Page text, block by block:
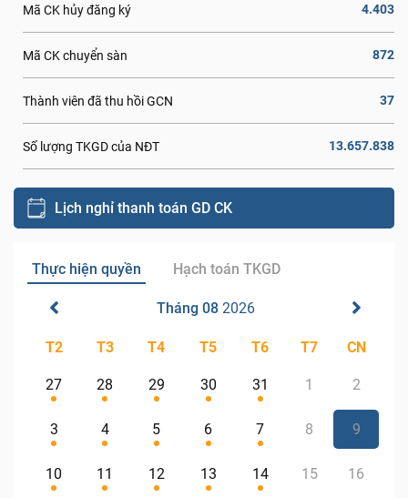
Mã CK hủy đăng ký 4.403
Mã CK chuyển sàn 872
Thành viên đã thu hồi GCN 37
Số lượng TKGD của NĐT 13.657.838
Lịch nghỉ thanh toán GD CK
Thực hiện quyền Hạch toán TKGD
Tháng 08 2026
T2 T3 T4 T5 T6 T7 CN
27 28 29 30 31 1 2
3 4 5 6 7 8 9
10 11 12 13 14 15 16